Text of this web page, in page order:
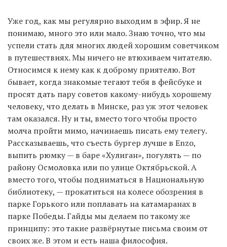
Уже год, как мы регулярно выходим в эфир. Я не
понимаю, много это или мало. Знаю точно, что мы
успели стать для многих людей хорошим советчиком
в путешествиях. Мы ничего не втюхиваем читателю.
Относимся к нему как к доброму приятелю. Вот
бывает, когда знакомые тегают тебя в фейсбуке и
просят дать пару советов какому-нибудь хорошему
человеку, что делать в Минске, раз уж этот человек
там оказался. Ну и ты, вместо того чтобы просто
молча пройти мимо, начинаешь писать ему телегу.
Рассказываешь, что съесть бургер лучше в Enzo,
выпить рюмку — в баре «Хулиган», погулять — по
району Осмоловка или по улице Октябрьской. А
вместо того, чтобы подниматься в Национальную
библиотеку, — прокатиться на колесе обозрения в
парке Горького или поплавать на катамаранах в
парке Победы. Гайды мы делаем по такому же
принципу: это такие развёрнутые письма своим от
своих же. В этом и есть наша философия.